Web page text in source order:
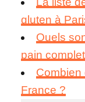
gluten à
Quels
pain
Combien
France ?